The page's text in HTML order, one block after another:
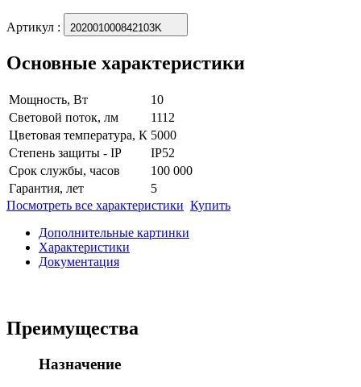
Артикул : 202001000842103K
Основные характеристики
Мощность, Вт
10
Световой поток, лм
1112
Цветовая температура, К 5000
Степень защиты - IP
IP52
Срок службы, часов
100 000
Гарантия, лет
5
Посмотреть все характеристики Купить
Дополнительные картинки
Характеристики
Документация
Преимущества
Назначение